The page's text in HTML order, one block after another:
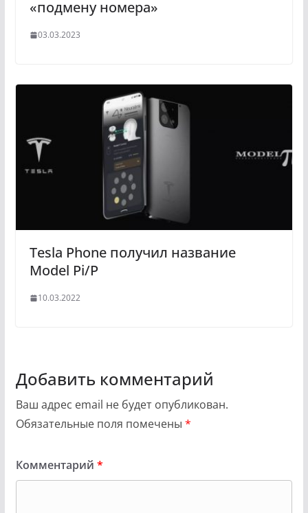
«подмену номера»
03.03.2023
Tesla Phone получил название
Model Pi/P
10.03.2022
Добавить комментарий
Ваш адрес email не будет опубликован.
Обязательные поля помечены *
Комментарий *